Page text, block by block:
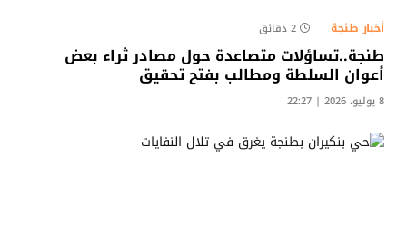
أخبار طنجة 2 دقائق
طنجة..تساؤلات متصاعدة حول مصادر ثراء بعض
أعوان السلطة ومطالب بفتح تحقيق​
8 يوليو، 2026 | 22:27